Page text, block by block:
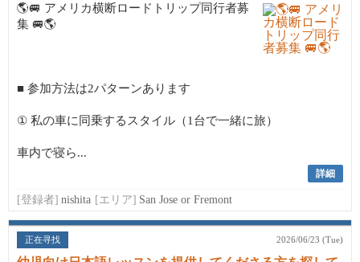
🌎🚐 アメリカ横断ロードトリップ同行者募
集 🚐🌎
■ 参加方法は2パターンあります
① 私の車に同乗するスタイル（1台で一緒に旅）
車内で寝ら...
詳細
[登録者] nishita [エリア] San Jose or Fremont
正在寻找 2026/06/23 (Tue)